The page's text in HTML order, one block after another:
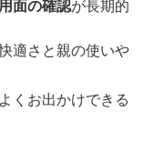
面の確認が長期的
適さと親の使いや
くお出かけできる